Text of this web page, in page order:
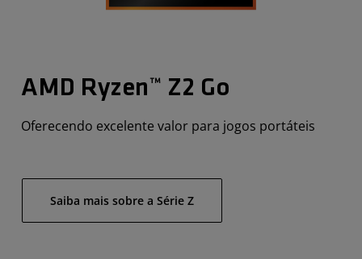
AMD Ryzen™ Z2 Go
Oferecendo excelente valor para jogos portáteis
Saiba mais sobre a Série Z